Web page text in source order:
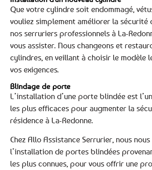
Que votre cylindre soit endommagé,
vouliez simplement améliorer la sécurité
nos serruriers professionnels à La-
vous assister. Nous changeons et
cylindres, en veillant à choisir le modèle
vos exigences.
Blindage de porte
L’installation d’une porte blindée est
les plus efficaces pour augmenter la
résidence à La-Redonne.
Chez Allo Assistance Serrurier, nous
l’installation de portes blindées
les plus connues, pour vous offrir une